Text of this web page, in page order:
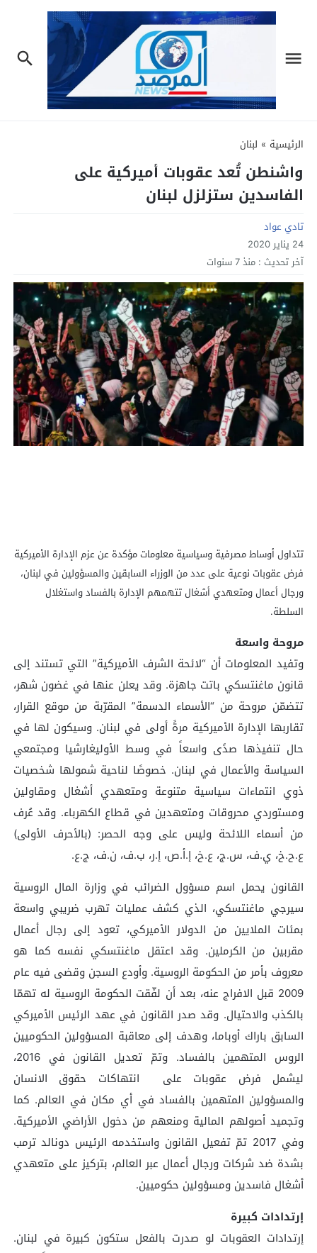
الرئيسية » لبنان
واشنطن تُعد عقوبات أميركية على
الفاسدين ستزلزل لبنان
تادي عواد
24 يناير 2020
آخر تحديث : منذ 7 سنوات
تتداول أوساط مصرفية وسياسية معلومات مؤكدة عن عزم الإدارة الأميركية
فرض عقوبات نوعية على عدد من الوزراء السابقين والمسؤولين في لبنان،
ورجال أعمال ومتعهدي أشغال تتهمهم الإدارة بالفساد واستغلال
السلطة.
مروحة واسعة
وتفيد المعلومات أن “لائحة الشرف الأميركية” التي تستند إلى
قانون ماغنتسكي باتت جاهزة. وقد يعلن عنها في غضون شهر،
تتضمّن مروحة من “الأسماء الدسمة” المقرّبة من موقع القرار،
تقاربها الإدارة الأميركية مرةً أولى في لبنان. وسيكون لها في
حال تنفيذها صدًى واسعاً في وسط الأوليغارشيا ومجتمعي
السياسة والأعمال في لبنان. خصوصًا لناحية شمولها شخصيات
ذوي انتماءات سياسية متنوعة ومتعهدي أشغال ومقاولين
ومستوردي محروقات ومتعهدين في قطاع الكهرباء. وقد عُرف
من أسماء اللائحة وليس على وجه الحصر: (بالأحرف الأولى)
ع.ح.خ، ي.ف، س.ج، ع.خ، إ.أ.ص، إ.ر، ب.ف، ن.ف، ج.ع.
القانون يحمل اسم مسؤول الضرائب في وزارة المال الروسية
سيرجي ماغنتسكي، الذي كشف عمليات تهرب ضريبي واسعة
بمئات الملايين من الدولار الأميركي، تعود إلى رجال أعمال
مقربين من الكرملين. وقد اعتقل ماغنتسكي نفسه كما هو
معروف بأمر من الحكومة الروسية. وأودع السجن وقضى فيه عام
2009 قبل الافراج عنه، بعد أن لفّقت الحكومة الروسية له تهمّا
بالكذب والاحتيال. وقد صدر القانون في عهد الرئيس الأميركي
السابق باراك أوباما، وهدف إلى معاقبة المسؤولين الحكوميين
الروس المتهمين بالفساد. وتمّ تعديل القانون في 2016،
ليشمل فرض عقوبات على انتهاكات حقوق الانسان
والمسؤولين المتهمين بالفساد في أي مكان في العالم. كما
وتجميد أصولهم المالية ومنعهم من دخول الأراضي الأميركية.
وفي 2017 تمّ تفعيل القانون واستخدمه الرئيس دونالد ترمب
بشدة ضد شركات ورجال أعمال عبر العالم، بتركيز على متعهدي
أشغال فاسدين ومسؤولين حكوميين.
إرتدادات كبيرة
إرتدادات العقوبات لو صدرت بالفعل ستكون كبيرة في لبنان.